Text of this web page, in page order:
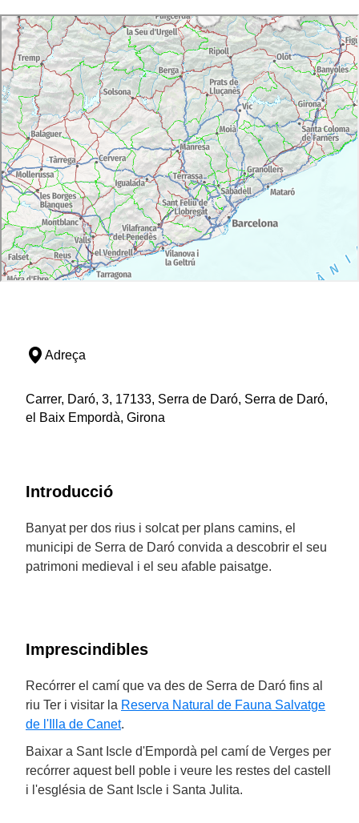
Adreça
Carrer, Daró, 3, 17133, Serra de Daró, Serra de Daró,
el Baix Empordà, Girona
Introducció
Banyat per dos rius i solcat per plans camins, el
municipi de Serra de Daró convida a descobrir el seu
patrimoni medieval i el seu afable paisatge.
Imprescindibles
Recórrer el camí que va des de Serra de Daró fins al
riu Ter i visitar la Reserva Natural de Fauna Salvatge
de l'Illa de Canet.
Baixar a Sant Iscle d'Empordà pel camí de Verges per
recórrer aquest bell poble i veure les restes del castell
i l'església de Sant Iscle i Santa Julita.